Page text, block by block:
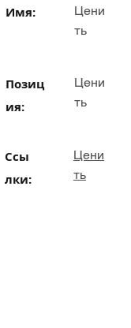
Имя:
Цени
ть
Позиц
ия:
Цени
ть
Ссы
лки:
Цени
ть